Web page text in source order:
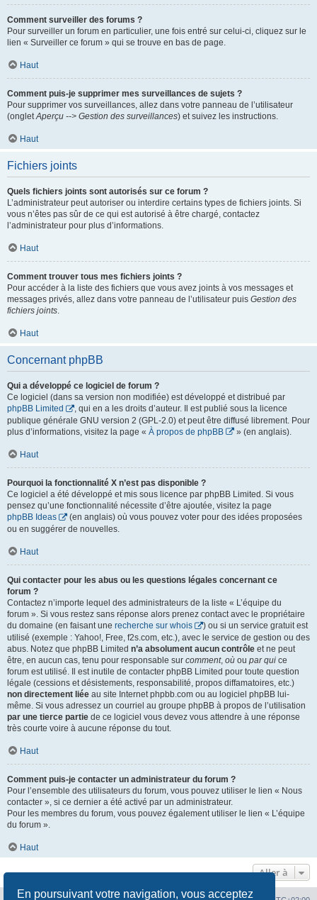
En poursuivant votre navigation, vous acceptez
Comment surveiller des forums ?
Pour surveiller un forum en particulier, une fois entré sur celui-ci, cliquez sur le
lien « Surveiller ce forum » qui se trouve en bas de page.
Haut
Comment puis-je supprimer mes surveillances de sujets ?
Pour supprimer vos surveillances, allez dans votre panneau de l’utilisateur
(ongletAperçu --> Gestion des surveillances) et suivez les instructions.
Haut
Fichiers joints
Quels fichiers joints sont autorisés sur ce forum ?
L’administrateur peut autoriser ou interdire certains types de fichiers joints. Si
vous n’êtes pas sûr de ce qui est autorisé à être chargé, contactez
l’administrateur pour plus d’informations.
Haut
Comment trouver tous mes fichiers joints ?
Pour accéder à la liste des fichiers que vous avez joints à vos messages et
messages privés, allez dans votre panneau de l’utilisateur puis Gestion des
fichiers joints.
Haut
Concernant phpBB
Qui a développé ce logiciel de forum ?
Ce logiciel (dans sa version non modifiée) est développé et distribué par
phpBB Limited
, qui en a les droits d’auteur. Il est publié sous la licence
publique générale GNU version 2 (GPL-2.0) et peut être diffusé librement. Pour
plus d’informations, visitez la page « À propos de phpBB » (en anglais).
Haut
Pourquoi la fonctionnalité X n’est pas disponible ?
Ce logiciel a été développé et mis sous licence par phpBB Limited. Si vous
pensez qu’une fonctionnalité nécessite d’être ajoutée, visitez la page
phpBB Ideas
(en anglais) où vous pouvez voter pour des idées proposées
ou en suggérer de nouvelles.
Haut
Qui contacter pour les abus ou les questions légales concernant ce
forum ?
Contactez n’importe lequel des administrateurs de la liste « L’équipe du
forum ». Si vous restez sans réponse alors prenez contact avec le propriétaire
du domaine (en faisant une recherche sur whois
) ou si un service gratuit est
utilisé (exemple : Yahoo!, Free, f2s.com, etc.), avec le service de gestion ou des
abus. Notez que phpBB Limited n’a absolument aucun contrôle et ne peut
être, en aucun cas, tenu pour responsable sur comment, où ou par qui ce
forum est utilisé. Il est inutile de contacter phpBB Limited pour toute question
légale (cessions et désistements, responsabilité, propos diffamatoires, etc.)
non directement liée au site Internet phpbb.com ou au logiciel phpBB lui-
même. Si vous adressez un courriel au groupe phpBB à propos de l’utilisation
par une tierce partie de ce logiciel vous devez vous attendre à une réponse
très courte voire à aucune réponse du tout.
Haut
Comment puis-je contacter un administrateur du forum ?
Pour l’ensemble des utilisateurs du forum, vous pouvez utiliser le lien « Nous
contacter », si ce dernier a été activé par un administrateur.
Pour les membres du forum, vous pouvez également utiliser le lien « L’équipe
du forum ».
Haut
Aller à